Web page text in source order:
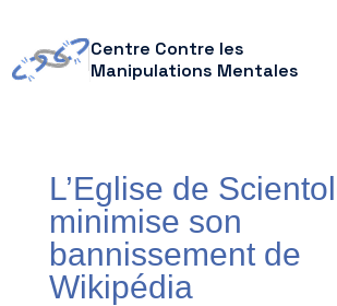
Centre Contre les
Manipulations Mentales
L’Eglise de
minimise son
bannissement de
Wikipédia